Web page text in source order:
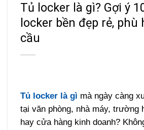
Tủ locker là gì? Gợi ý
locker bền đẹp rẻ, phù
cầu
Tủ locker là gì mà ngày càng
tại văn phòng, nhà máy, trường
hay cửa hàng kinh doanh?